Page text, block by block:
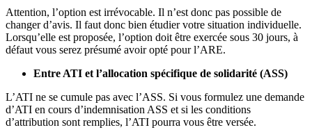
Attention, l’option est irrévocable. Il n’est donc pas possible de
changer d’avis. Il faut donc bien étudier votre situation individuelle.
Lorsqu’elle est proposée, l’option doit être exercée sous 30 jours, à
défaut vous serez présumé avoir opté pour l’ARE.
Entre ATI et l’allocation spécifique de solidarité (ASS)
L’ATI ne se cumule pas avec l’ASS. Si vous formulez une demande
d’ATI en cours d’indemnisation ASS et si les conditions
d’attribution sont remplies, l’ATI pourra vous être versée.